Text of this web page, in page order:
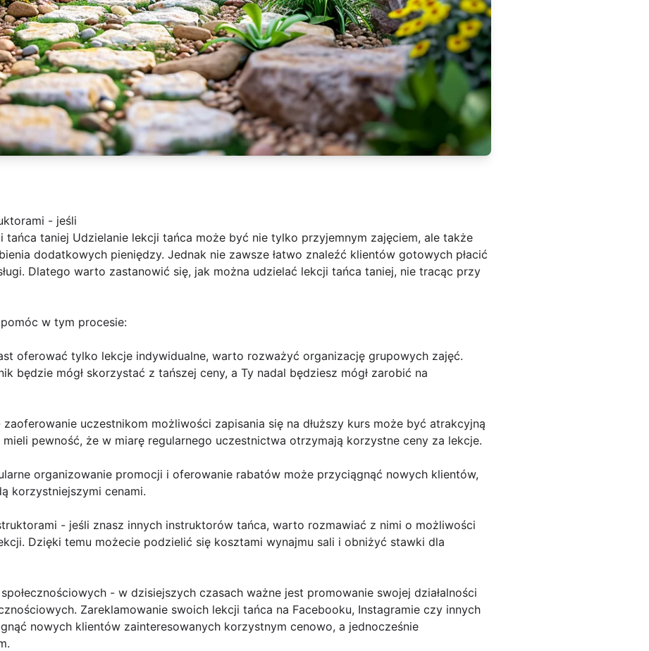
- jeśli
tańca taniej Udzielanie lekcji tańca może być nie tylko przyjemnym zajęciem, ale także
dodatkowych pieniędzy. Jednak nie zawsze łatwo znaleźć klientów gotowych płacić
Dlatego warto zastanowić się, jak można udzielać lekcji tańca taniej, nie tracąc przy
w tym procesie:
oferować tylko lekcje indywidualne, warto rozważyć organizację grupowych zajęć.
będzie mógł skorzystać z tańszej ceny, a Ty nadal będziesz mógł zarobić na
zaoferowanie uczestnikom możliwości zapisania się na dłuższy kurs może być atrakcyjną
pewność, że w miarę regularnego uczestnictwa otrzymają korzystne ceny za lekcje.
organizowanie promocji i oferowanie rabatów może przyciągnąć nowych klientów,
korzystniejszymi cenami.
- jeśli znasz innych instruktorów tańca, warto rozmawiać z nimi o możliwości
Dzięki temu możecie podzielić się kosztami wynajmu sali i obniżyć stawki dla
- w dzisiejszych czasach ważne jest promowanie swojej działalności
Zareklamowanie swoich lekcji tańca na Facebooku, Instagramie czy innych
nowych klientów zainteresowanych korzystnym cenowo, a jednocześnie